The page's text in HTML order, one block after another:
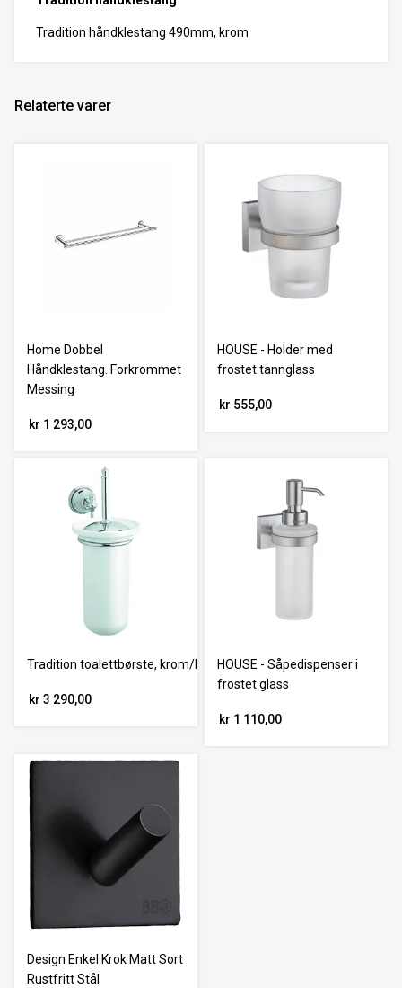
Tradition håndklestang 490mm, krom
Relaterte varer
Home Dobbel
Håndklestang. Forkrommet
Messing
kr 1 293,00
HOUSE - Holder med
frostet tannglass
kr 555,00
Tradition toalettbørste, krom/hvit
kr 3 290,00
HOUSE - Såpedispenser i
frostet glass
kr 1 110,00
Design Enkel Krok Matt Sort
Rustfritt Stål